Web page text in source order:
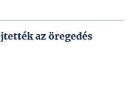
az öregedés